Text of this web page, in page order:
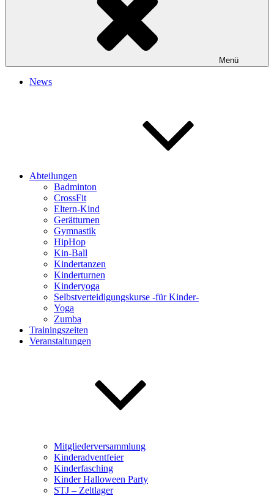
Menü
News
Abteilungen
Badminton
CrossFit
Eltern-Kind
Gerätturnen
Gymnastik
HipHop
Kin-Ball
Kindertanzen
Kinderturnen
Kinderyoga
Selbstverteidigungskurse -für Kinder-
Yoga
Zumba
Trainingszeiten
Veranstaltungen
Mitgliederversammlung
Kinderadventfeier
Kinderfasching
Kinder Halloween Party
STJ – Zeltlager